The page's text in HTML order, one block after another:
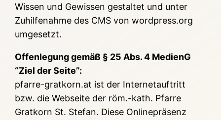
Wissen und Gewissen gestaltet und unter
Zuhilfenahme des CMS von wordpress.org
umgesetzt.
Offenlegung gemäß § 25 Abs. 4 MedienG
“Ziel der Seite”:
pfarre-gratkorn.at ist der Internetauftritt
bzw. die Webseite der röm.-kath. Pfarre
Gratkorn St. Stefan. Diese Onlinepräsenz